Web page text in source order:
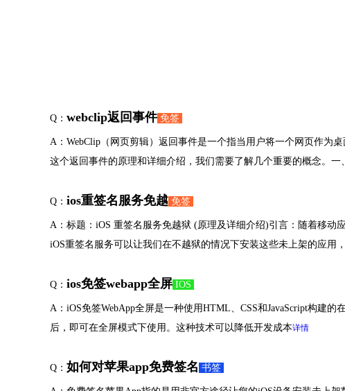
Q： webclip返回事件 免签
A：WebClip（网页剪辑）返回事件是一个指当用户将一个网页作为
这个返回事件的原理和详细介绍，我们需要了解几个重要的概念。一
Q： ios重签名服务免越 免签
A：标题：iOS 重签名服务免越狱 (原理及详细介绍)引言：随着移动
iOS重签名服务可以让我们在不越狱的情况下安装这些未上架的应用，
Q： ios免签webapp全屏 IOS
A：iOS免签WebApp全屏是一种使用HTML、CSS和JavaScript构建
后，即可在全屏模式下使用。这种技术可以降低开发成本详情
Q： 如何对苹果app免费签名 书签